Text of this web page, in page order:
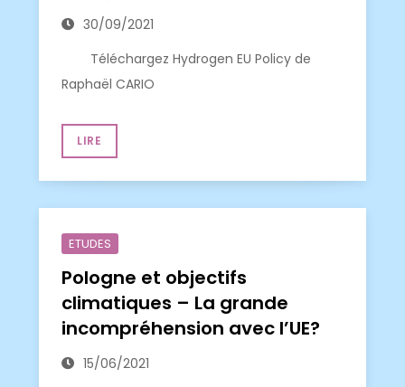
30/09/2021
Téléchargez Hydrogen EU Policy de
Raphaël CARIO
LIRE
ETUDES
Pologne et objectifs
climatiques – La grande
incompréhension avec l’UE?
15/06/2021